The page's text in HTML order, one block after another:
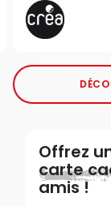
Offrez
carte
amis !